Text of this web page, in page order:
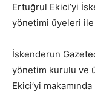
Ertuğrul Ekici’yi
yönetimi üyeleri
İskenderun
yönetim kurulu ve
Ekici’yi